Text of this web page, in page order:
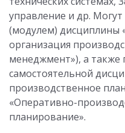
управление и др.
(модулем) дисциплины
организация
менеджмент»), а также
самостоятельной
производственное
«Оперативно-
планирование».